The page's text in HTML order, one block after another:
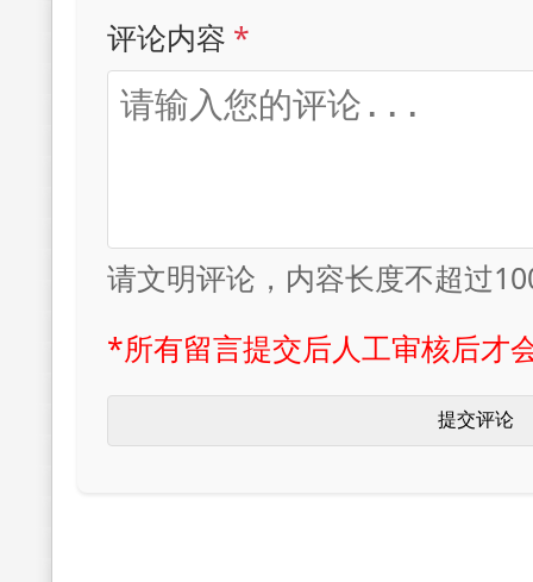
评论内容 *
请文明评论，内容长度不超过
*所有留言提交后人工审核后才